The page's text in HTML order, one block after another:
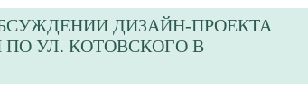
ДИЗАЙН-ПРОЕКТА
УЛ. КОТОВСКОГО В